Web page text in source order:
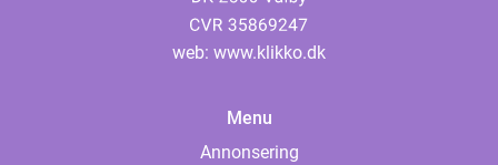
web: www.klikko.dk
Menu
Annonsering